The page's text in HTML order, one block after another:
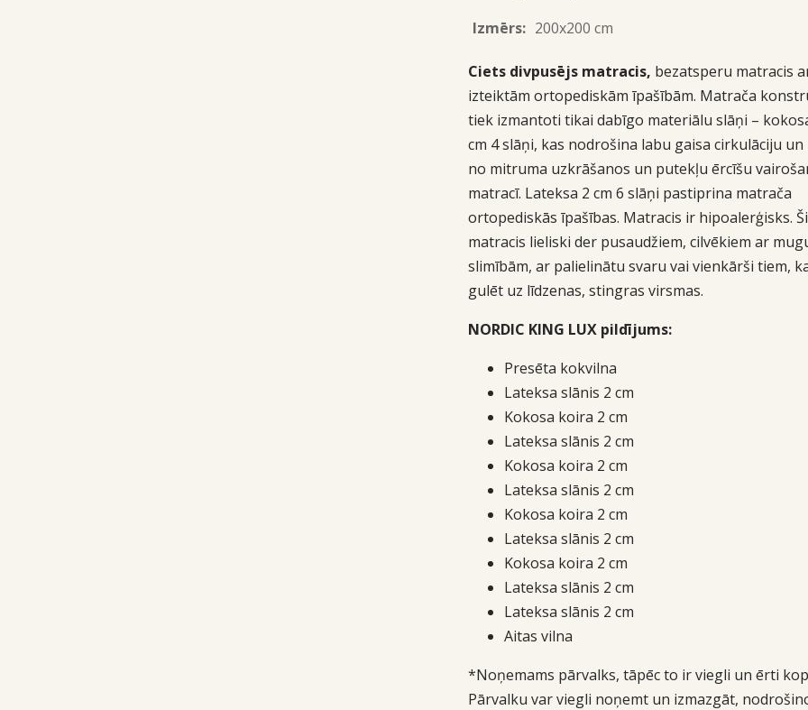
Izmērs: 200x200 cm
Ciets divpusējs matracis, bezatsperu matracis
izteiktām ortopediskām īpašībām. Matrača
tiek izmantoti tikai dabīgo materiālu slāņi –
cm 4 slāņi, kas nodrošina labu gaisa cirkulāciju
no mitruma uzkrāšanos un putekļu ērcīšu
matracī. Lateksa 2 cm 6 slāņi pastiprina matrača
ortopediskās īpašības. Matracis ir hipoalerģisks.
matracis lieliski der pusaudžiem, cilvēkiem ar
slimībām, ar palielinātu svaru vai vienkārši tiem,
gulēt uz līdzenas, stingras virsmas.
NORDIC KING LUX pildījums:
Presēta kokvilna
Lateksa slānis 2 cm
Kokosa koira 2 cm
Lateksa slānis 2 cm
Kokosa koira 2 cm
Lateksa slānis 2 cm
Kokosa koira 2 cm
Lateksa slānis 2 cm
Kokosa koira 2 cm
Lateksa slānis 2 cm
Lateksa slānis 2 cm
Aitas vilna
*Noņemams pārvalks, tāpēc to ir viegli un ērti
Pārvalku var viegli noņemt un izmazgāt,